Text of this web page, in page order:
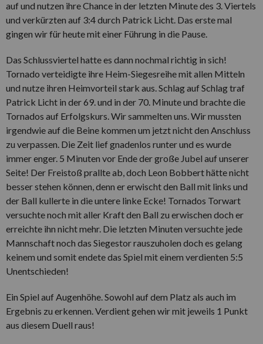
auf und nutzen ihre Chance in der letzten Minute des 3. Viertels
und verkürzten auf 3:4 durch Patrick Licht. Das erste mal
gingen wir für heute mit einer Führung in die Pause.
Das Schlussviertel hatte es dann nochmal richtig in sich!
Tornado verteidigte ihre Heim-Siegesreihe mit allen Mitteln
und nutze ihren Heimvorteil stark aus. Schlag auf Schlag traf
Patrick Licht in der 69. und in der 70. Minute und brachte die
Tornados auf Erfolgskurs. Wir sammelten uns. Wir mussten
irgendwie auf die Beine kommen um jetzt nicht den Anschluss
zu verpassen. Die Zeit lief gnadenlos runter und es wurde
immer enger. 5 Minuten vor Ende der große Jubel auf unserer
Seite! Der Freistoß prallte ab, doch Leon Bobbert hätte nicht
besser stehen können, denn er erwischt den Ball mit links und
der Ball kullerte in die untere linke Ecke! Tornados Torwart
versuchte noch mit aller Kraft den Ball zu erwischen doch er
erreichte ihn nicht mehr. Die letzten Minuten versuchte jede
Mannschaft noch das Siegestor rauszuholen doch es gelang
keinem und somit endete das Spiel mit einem verdienten 5:5
Unentschieden!
Ein Spiel auf Augenhöhe. Sowohl auf dem Platz als auch im
Ergebnis zu erkennen. Verdient gehen wir mit jeweils 1 Punkt
aus diesem Duell raus!